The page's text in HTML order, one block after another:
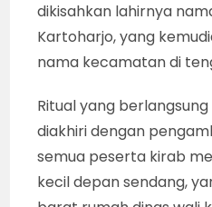
dikisahkan lahirnya
Kartoharjo, yang
nama kecamatan di
Ritual yang
diakhiri dengan
semua peserta kirab
kecil depan sendang,